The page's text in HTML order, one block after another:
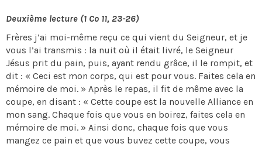
Deuxième lecture (1 Co 11, 23-26)
Frères j’ai moi-même reçu ce qui vient du Seigneur, et je
vous l’ai transmis : la nuit où il était livré, le Seigneur
Jésus prit du pain, puis, ayant rendu grâce, il le rompit, et
dit : « Ceci est mon corps, qui est pour vous. Faites cela en
mémoire de moi. » Après le repas, il fit de même avec la
coupe, en disant : « Cette coupe est la nouvelle Alliance en
mon sang. Chaque fois que vous en boirez, faites cela en
mémoire de moi. » Ainsi donc, chaque fois que vous
mangez ce pain et que vous buvez cette coupe, vous